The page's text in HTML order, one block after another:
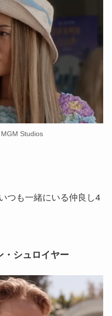
Studios
つも一緒にいる仲良し4
・シュロイヤー